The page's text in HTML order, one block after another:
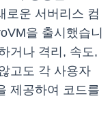
로운 서버리스 컴
을 출시했습니
거나 격리, 속도,
고도 각 사용자
제공하여 코드를